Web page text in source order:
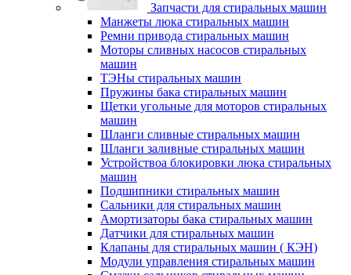
Запчасти для стиральных машин
Манжеты люка стиральных машин
Ремни привода стиральных машин
Моторы сливных насосов стиральных
машин
ТЭНы стиральных машин
Пружины бака стиральных машин
Щетки угольные для моторов стиральных
машин
Шланги сливные стиральных машин
Шланги заливные стиральных машин
Устройствоа блокировки люка стиральных
машин
Подшипники стиральных машин
Сальники для стиральных машин
Амортизаторы бака стиральных машин
Датчики для стиральных машин
Клапаны для стиральных машин ( КЭН)
Модули управления стиральных машин